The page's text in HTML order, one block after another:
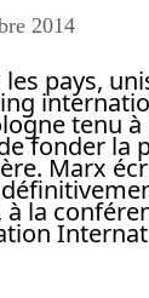
2014
pays,
tenu à
fonder la
Marx
la